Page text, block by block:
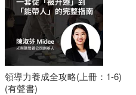
領導力養成全攻略(上冊：1-6)
(有聲書)